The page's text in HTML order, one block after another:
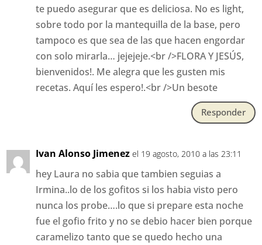
te puedo asegurar que es deliciosa. No es light,
sobre todo por la mantequilla de la base, pero
tampoco es que sea de las que hacen engordar
con solo mirarla… jejejeje.<br />FLORA Y JESÚS,
bienvenidos!. Me alegra que les gusten mis
recetas. Aquí les espero!.<br />Un besote
Responder
Ivan Alonso Jimenez el 19 agosto, 2010 a las 23:11
hey Laura no sabia que tambien seguias a
Irmina..lo de los gofitos si los habia visto pero
nunca los probe….lo que si prepare esta noche
fue el gofio frito y no se debio hacer bien porque
caramelizo tanto que se quedo hecho una